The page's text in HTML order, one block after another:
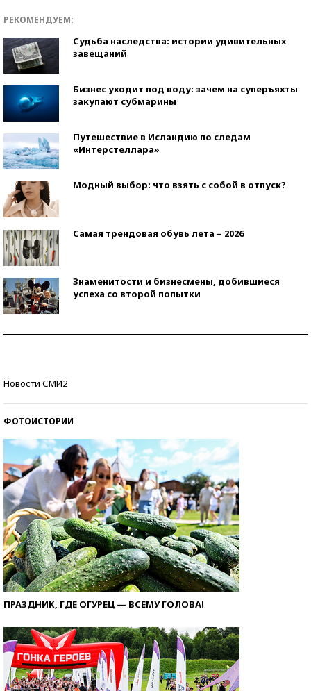
РЕКОМЕНДУЕМ:
Судьба наследства: истории удивительных
завещаний
Бизнес уходит под воду: зачем на суперъяхты
закупают субмарины
Путешествие в Исландию по следам
«Интерстеллара»
Модный выбор: что взять с собой в отпуск?
Самая трендовая обувь лета – 2026
Знаменитости и бизнесмены, добившиеся
успеха со второй попытки
Новости СМИ2
ФОТОИСТОРИИ
ПРАЗДНИК, ГДЕ ОГУРЕЦ — ВСЕМУ ГОЛОВА!